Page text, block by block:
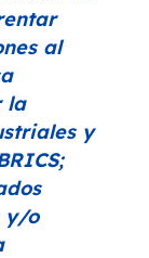
al
la
y
y/o